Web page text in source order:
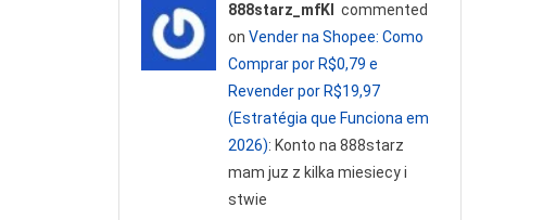
888starz_mfKl
commented
on Vender na Shopee: Como
Comprar por R$0,79 e
Revender por R$19,97
(Estratégia que Funciona em
2026): Konto na 888starz
mam juz z kilka miesiecy i
stwie